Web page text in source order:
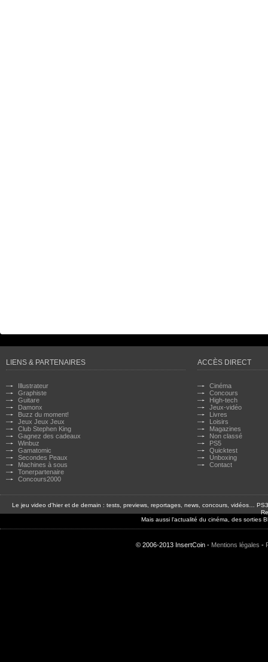
LIENS & PARTENAIRES
Illustrateur
Graphiste
Guitare
Damonx
Buzz du moment!
Jeux Jeux Jeux
Club Stephen King
Gagnez des cadeaux
Winbuz
Gamatomic
Secondes Peaux
Machines à sous
Tonerpartenaire
Concours2000
ACCÈS DIRECT
Cinéma
Concours
High-tech
Jeux-vidéo
Livres
Loisirs
Magazines
Non classé
PS5
Quicktest
Unboxing
Contact
Le jeu video d'hier et de demain : tests, previews, reportages, news, concours, vidéos…
Mais aussi l'actualité du cinéma, des sorties
© 2006-2013 InsertCoin - Mentions légales -